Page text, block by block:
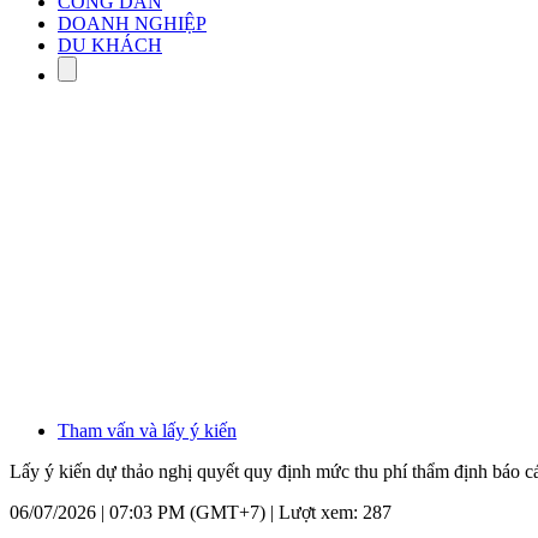
DOANH NGHIỆP
DU KHÁCH
Tham vấn và lấy ý kiến
Lấy ý kiến dự thảo nghị quyết quy định mức thu phí thẩm định báo
06/07/2026 | 07:03 PM (GMT+7) | Lượt xem: 287